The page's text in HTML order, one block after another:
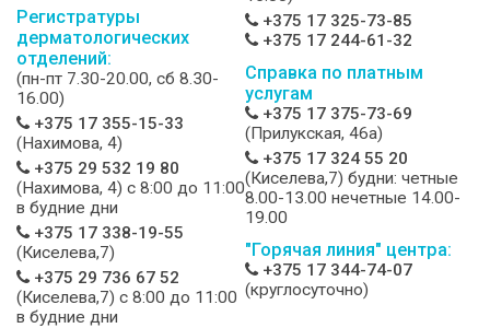
Регистратуры
дерматологических
отделений:
(пн-пт 7.30-20.00, сб 8.30-
16.00)
+375 17 355-15-33
(Нахимова, 4)
+375 29 532 19 80
(Нахимова, 4) c 8:00 до 11:00
в будние дни
+375 17 338-19-55
(Киселева,7)
+375 29 736 67 52
(Киселева,7) c 8:00 до 11:00
в будние дни
+375 17 325-73-85
+375 17 244-61-32
Справка по платным
услугам
+375 17 375-73-69
(Прилукская, 46а)
+375 17 324 55 20
(Киселева,7) будни: четные
8.00-13.00 нечетные 14.00-
19.00
"Горячая линия" центра:
+375 17 344-74-07
(круглосуточно)